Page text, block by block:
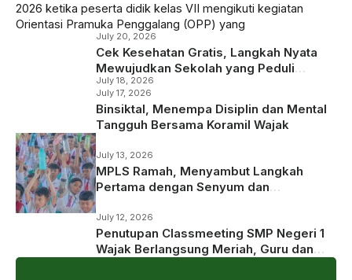
2026 ketika peserta didik kelas VII mengikuti kegiatan
Orientasi Pramuka Penggalang (OPP) yang
July 20, 2026
Cek Kesehatan Gratis, Langkah Nyata
Mewujudkan Sekolah yang Peduli
Kesehatan
July 18, 2026
July 17, 2026
Binsiktal, Menempa Disiplin dan Mental
Tangguh Bersama Koramil Wajak
July 13, 2026
MPLS Ramah, Menyambut Langkah
Pertama dengan Senyum dan
July 12, 2026
Penutupan Classmeeting SMP Negeri 1
Wajak Berlangsung Meriah, Guru dan